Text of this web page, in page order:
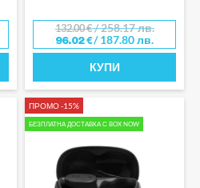
132.00€/ 258.17 лв.
96.02€/ 187.80 лв.
КУПИ
ПРОМО -15%
БЕЗПЛАТНА ДОСТАВКА С BOX NOW